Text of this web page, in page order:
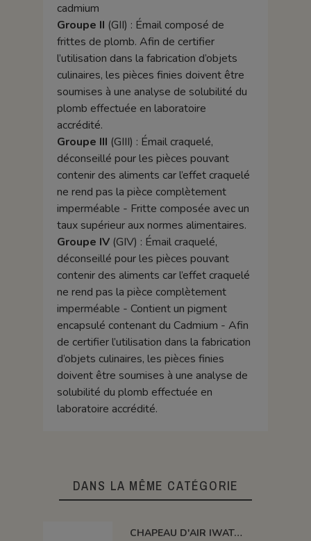
cadmium
Groupe II (GII) : Émail composé de
frittes de plomb. Afin de certifier
l’utilisation dans la fabrication d’objets
culinaires, les pièces finies doivent être
soumises à une analyse de solubilité du
plomb effectuée en laboratoire
accrédité.
Groupe III (GIII) : Émail craquelé,
déconseillé pour les pièces pouvant
contenir des aliments car l’effet craquelé
ne rend pas la pièce complètement
imperméable - Fritte composée avec un
taux supérieur aux normes alimentaires.
Groupe IV(GIV) : Émail craquelé,
déconseillé pour les pièces pouvant
contenir des aliments car l’effet craquelé
ne rend pas la pièce complètement
imperméable - Contient un pigment
encapsulé contenant du Cadmium - Afin
de certifier l’utilisation dans la fabrication
d’objets culinaires, les pièces finies
doivent être soumises à une analyse de
solubilité du plomb effectuée en
laboratoire accrédité.
DANS LA MÊME CATÉGORIE
CHAPEAU D'AIR IWATA POUR BUSE 1,5 MM